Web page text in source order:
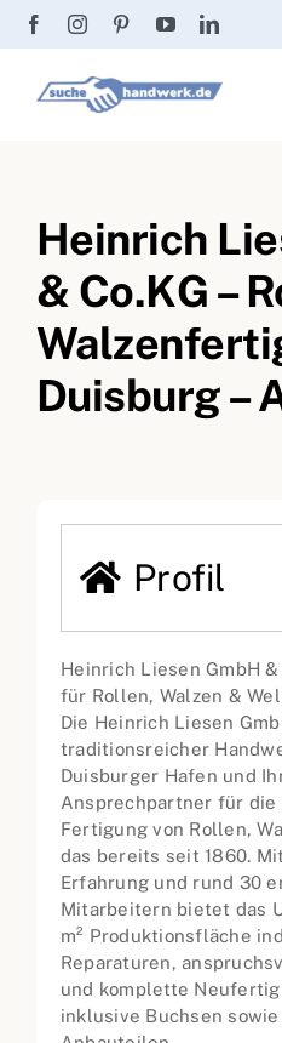
Zum
springen
Passwort vergessen?
Fliesenrechner
Handwerker Ratgeber
Wir über uns
Heinrich
& Co.KG –
Duisburg –
Profil
Heinrich Liesen GmbH &
für Rollen, Walzen &
Die Heinrich Liesen
traditionsreicher
Duisburger Hafen und
Ansprechpartner für die
Fertigung von Rollen,
das bereits seit 1860.
Erfahrung und rund 30
Mitarbeitern bietet das
m² Produktionsfläche
Reparaturen,
und komplette
inklusive Buchsen sowie